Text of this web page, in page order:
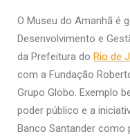
O Museu do Amanhã é
Desenvolvimento e
da Prefeitura do Rio de
com a Fundação
Grupo Globo. Exemplo
poder público e a
Banco Santander como